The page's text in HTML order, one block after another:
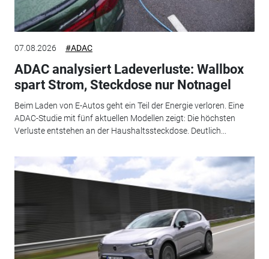
07.08.2026 #ADAC
ADAC analysiert Ladeverluste: Wallbox
spart Strom, Steckdose nur Notnagel
Beim Laden von E-Autos geht ein Teil der Energie verloren. Eine
ADAC-Studie mit fünf aktuellen Modellen zeigt: Die höchsten
Verluste entstehen an der Haushaltssteckdose. Deutlich...